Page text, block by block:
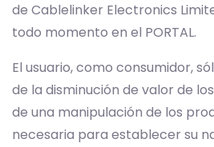
de Cablelinker Electronics
todo momento en el PORTAL.
El usuario, como consumidor,
de la disminución de valor de
de una manipulación de los
necesaria para establecer su